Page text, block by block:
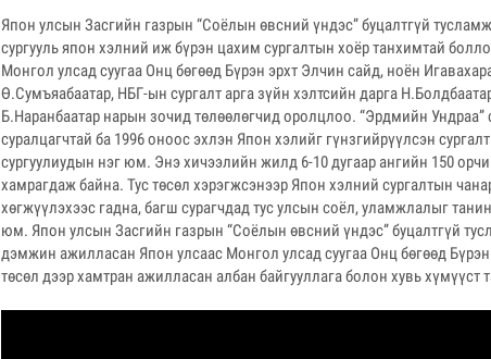
Япон улсын Засгийн газрын “Соёлын өвсний үндэс” буцалтгүй
сургууль япон хэлний иж бүрэн цахим сургалтын хоёр танхимтай
Монгол улсад суугаа Онц бөгөөд Бүрэн эрхт Элчин сайд, ноён
Ө.Сумъяабаатар, НБГ-ын сургалт арга зүйн хэлтсийн дарга
Б.Наранбаатар нарын зочид төлөөлөгчид оролцлоо. “Эрдмийн Ундраа”
суралцагчтай ба 1996 оноос эхлэн Япон хэлийг гүнзгийрүүлсэн
сургуулиудын нэг юм. Энэ хичээлийн жилд 6-10 дугаар ангийн 150
хамрагдаж байна. Тус төсөл хэрэгжсэнээр Япон хэлний сургалтын
хөгжүүлэхээс гадна, багш сурагчдад тус улсын соёл, уламжлалыг
юм. Япон улсын Засгийн газрын “Соёлын өвсний үндэс” буцалтгүй
дэмжин ажилласан Япон улсаас Монгол улсад суугаа Онц бөгөөд
төсөл дээр хамтран ажилласан албан байгууллага болон хувь хүмүүст